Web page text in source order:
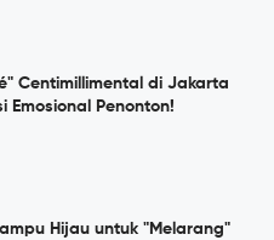
Centimillimental di Jakarta
Emosional Penonton!
Hijau untuk "Melarang"